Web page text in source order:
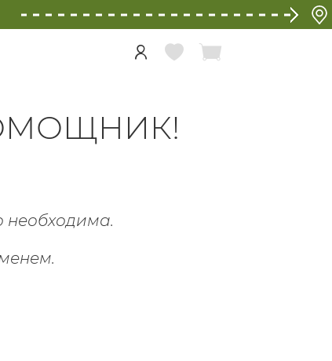
необходима.